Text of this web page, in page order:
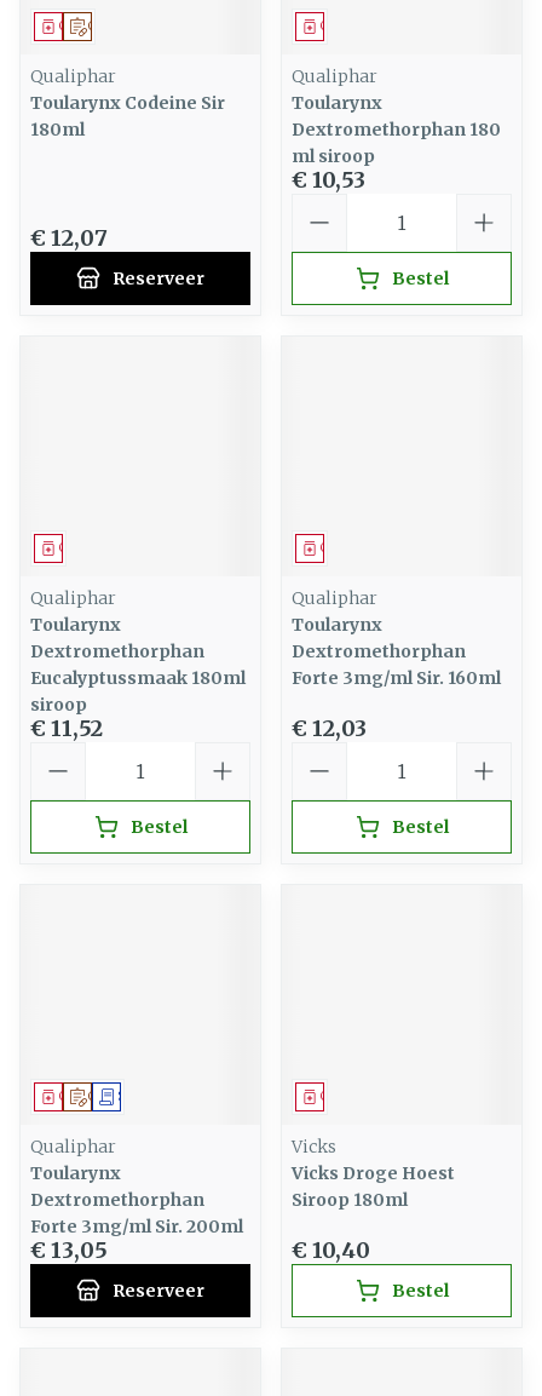
Op voorschrift
Geneesmiddel
Qualiphar
Toularynx Codeine Sir
180ml
€ 12,07
Reserveer
Geneesmiddel
Qualiphar
Toularynx
Dextromethorphan 180
ml siroop
€ 10,53
Bestel
Geneesmiddel
Qualiphar
Toularynx
Dextromethorphan
Eucalyptussmaak 180ml
siroop
€ 11,52
Bestel
Geneesmiddel
Qualiphar
Toularynx
Dextromethorphan
Forte 3mg/ml Sir. 160ml
€ 12,03
Bestel
Op voorschrift
GeneesmiddelSchriftelijke aanvraag
Qualiphar
Toularynx
Dextromethorphan
Forte 3mg/ml Sir. 200ml
€ 13,05
Reserveer
Geneesmiddel
Vicks
Vicks Droge Hoest
Siroop 180ml
€ 10,40
Bestel